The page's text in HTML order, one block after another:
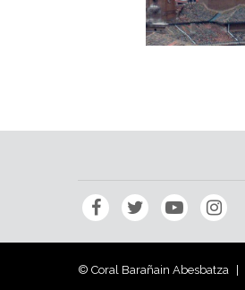
© Coral Barañain Abesbatza